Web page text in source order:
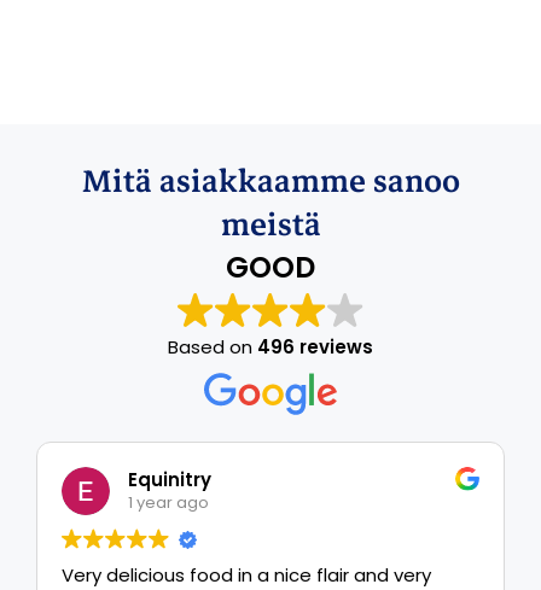
Mitä asiakkaamme sanoo
meistä
GOOD
Based on 496 reviews
Equinitry
1 year ago
Very delicious food in a nice flair and very